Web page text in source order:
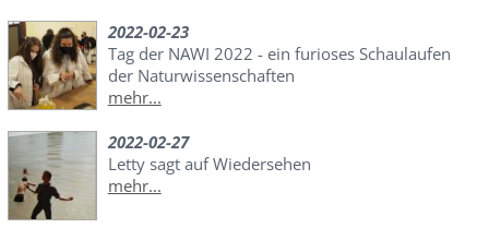
2022-02-23
Tag der NAWI 2022 - ein furioses Schaulaufen
der Naturwissenschaften
mehr...
2022-02-27
Letty sagt auf Wiedersehen
mehr...